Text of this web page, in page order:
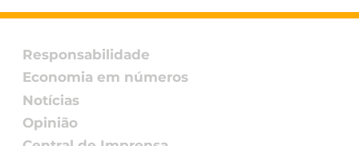
DH&E Brasil
Global da ONU –
Brasil
Responsabilidade
Economia em números
Notícias
Opinião